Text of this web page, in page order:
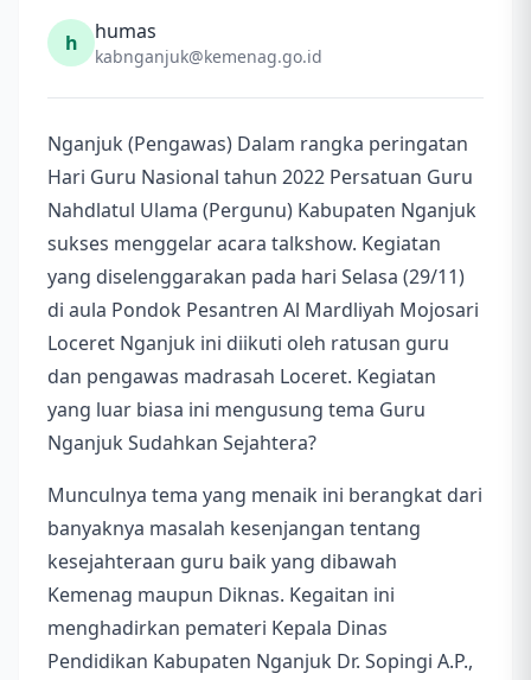
h humas
kabnganjuk@kemenag.go.id
Nganjuk (Pengawas) Dalam rangka peringatan
Hari Guru Nasional tahun 2022 Persatuan Guru
Nahdlatul Ulama (Pergunu) Kabupaten Nganjuk
sukses menggelar acara talkshow. Kegiatan
yang diselenggarakan pada hari Selasa (29/11)
di aula Pondok Pesantren Al Mardliyah Mojosari
Loceret Nganjuk ini diikuti oleh ratusan guru
dan pengawas madrasah Loceret. Kegiatan
yang luar biasa ini mengusung tema Guru
Nganjuk Sudahkan Sejahtera?
Munculnya tema yang menaik ini berangkat dari
banyaknya masalah kesenjangan tentang
kesejahteraan guru baik yang dibawah
Kemenag maupun Diknas. Kegaitan ini
menghadirkan pemateri Kepala Dinas
Pendidikan Kabupaten Nganjuk Dr. Sopingi A.P.,